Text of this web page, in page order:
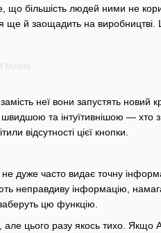
що більшість людей ними не
ще й заощадить на виробництві.
Mobile
неї вони запустять новий
та інтуїтивнішою — хто
відсутності цієї кнопки.
дуже часто видає точну
неправдиву інформацію,
цю функцію.
цього разу якось тихо. Якщо